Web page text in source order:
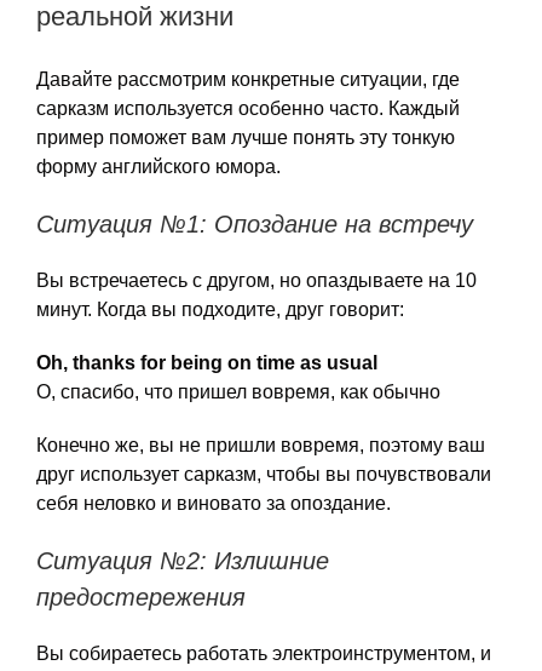
реальной жизни
Давайте рассмотрим конкретные ситуации, где
сарказм используется особенно часто. Каждый
пример поможет вам лучше понять эту тонкую
форму английского юмора.
Ситуация №1: Опоздание на встречу
Вы встречаетесь с другом, но опаздываете на 10
минут. Когда вы подходите, друг говорит:
Oh, thanks for being on time as usual
О, спасибо, что пришел вовремя, как обычно
Конечно же, вы не пришли вовремя, поэтому ваш
друг использует сарказм, чтобы вы почувствовали
себя неловко и виновато за опоздание.
Ситуация №2: Излишние
предостережения
Вы собираетесь работать электроинструментом, и